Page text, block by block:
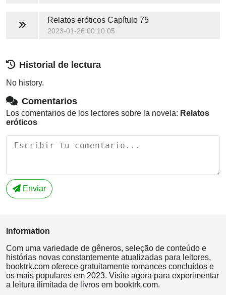
Relatos eróticosCapítulo 75
2023-01-26 00:10:05
Historial de lectura
No history.
Comentarios
Los comentarios de los lectores sobre la novela: Relatos
eróticos
Enviar
Information
Com uma variedade de gêneros, seleção de conteúdo e
histórias novas constantemente atualizadas para leitores,
booktrk.com oferece gratuitamente romances concluídos e
os mais populares em 2023. Visite agora para experimentar
a leitura ilimitada de livros em booktrk.com.